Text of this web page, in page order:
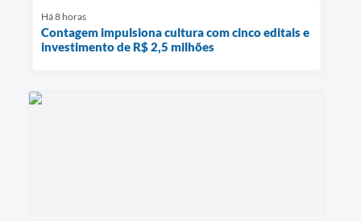
Há 8 horas
Contagem impulsiona cultura com cinco editais e
investimento de R$ 2,5 milhões